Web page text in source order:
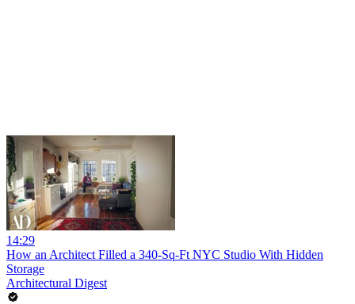
14:29
How an Architect Filled a 340-Sq-Ft NYC Studio With Hidden
Storage
Architectural Digest